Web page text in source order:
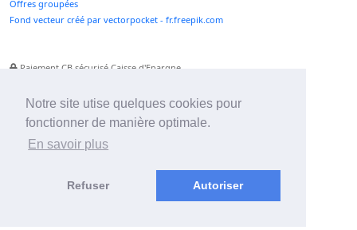
Notre site utise quelques cookies pour
fonctionner de manière optimale.
En savoir plus
Refuser Autoriser
Offres groupées
Fond vecteur créé par vectorpocket - fr.freepik.com
Paiement CB sécurisé Caisse d'Epargne
Paiement Paypal accepté